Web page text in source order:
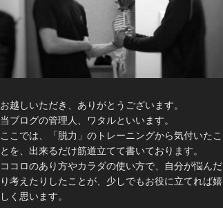
お越しいただき、ありがとうございます。
当ブログの管理人、ワタルといいます。
ここでは、「脱力」のトレーニングから気付いたこ
とを、出来るだけ筋道立てて書いております。
ココロのあり方やカラダの使い方で、自分が悩んだ
り考えたりしたことが、少しでもお役に立てれば嬉
しく思います。